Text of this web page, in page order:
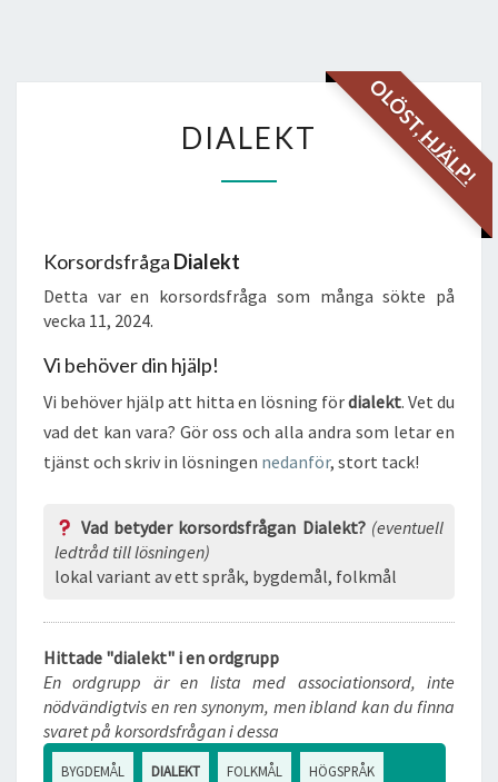
OLÖST,
HJÄLP!
DIALEKT
Korsordsfråga Dialekt
Detta var en korsordsfråga som många sökte på
vecka 11, 2024.
Vi behöver din hjälp!
Vi behöver hjälp att hitta en lösning fördialekt. Vet du
vad det kan vara? Gör oss och alla andra som letar en
tjänst och skriv in lösningen nedanför, stort tack!
Vad betyder korsordsfrågan Dialekt? (eventuell
ledtråd till lösningen)
lokal variant av ett språk, bygdemål, folkmål
Hittade "dialekt" i en ordgrupp
En ordgrupp är en lista med associationsord, inte
nödvändigtvis en ren synonym, men ibland kan du finna
svaret på korsordsfrågan i dessa
BYGDEMÅL DIALEKT FOLKMÅL HÖGSPRÅK